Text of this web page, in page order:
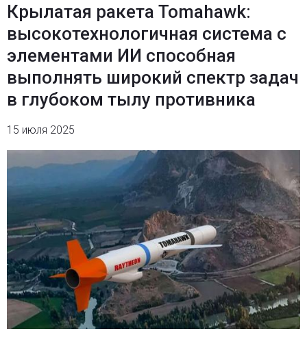
Крылатая ракета Tomahawk:
высокотехнологичная система с
элементами ИИ способная
выполнять широкий спектр задач
в глубоком тылу противника
15 июля 2025